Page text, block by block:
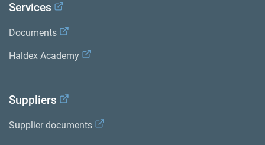
Services
Documents
Haldex Academy
Suppliers
Supplier documents